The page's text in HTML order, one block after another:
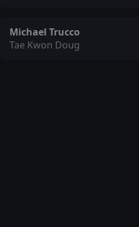
Michael Trucco
Tae Kwon Doug